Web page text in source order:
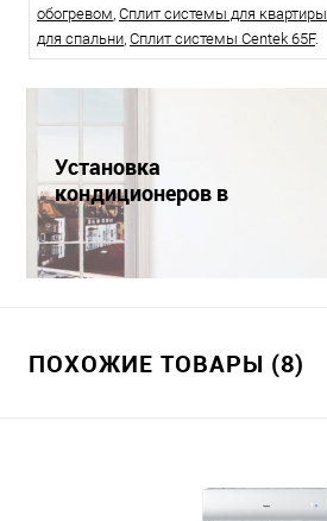
обогревом, Сплит системы для квартиры
для спальни, Сплит системы Centek 65F.
Установка
кондиционеров в
Краснодаре
ПОХОЖИЕ ТОВАРЫ (8)